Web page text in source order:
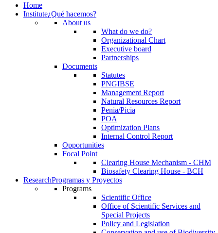
Home
Institute¿Qué hacemos?
About us
What do we do?
Organizational Chart
Executive board
Partnerships
Documents
Statutes
PNGIBSE
Management Report
Natural Resources Report
Penia/Picia
POA
Optimization Plans
Internal Control Report
Opportunities
Focal Point
Clearing House Mechanism - CHM
Biosafety Clearing House - BCH
ResearchProgramas y Proyectos
Programs
Scientific Office
Office of Scientific Services and
Special Projects
Policy and Legislation